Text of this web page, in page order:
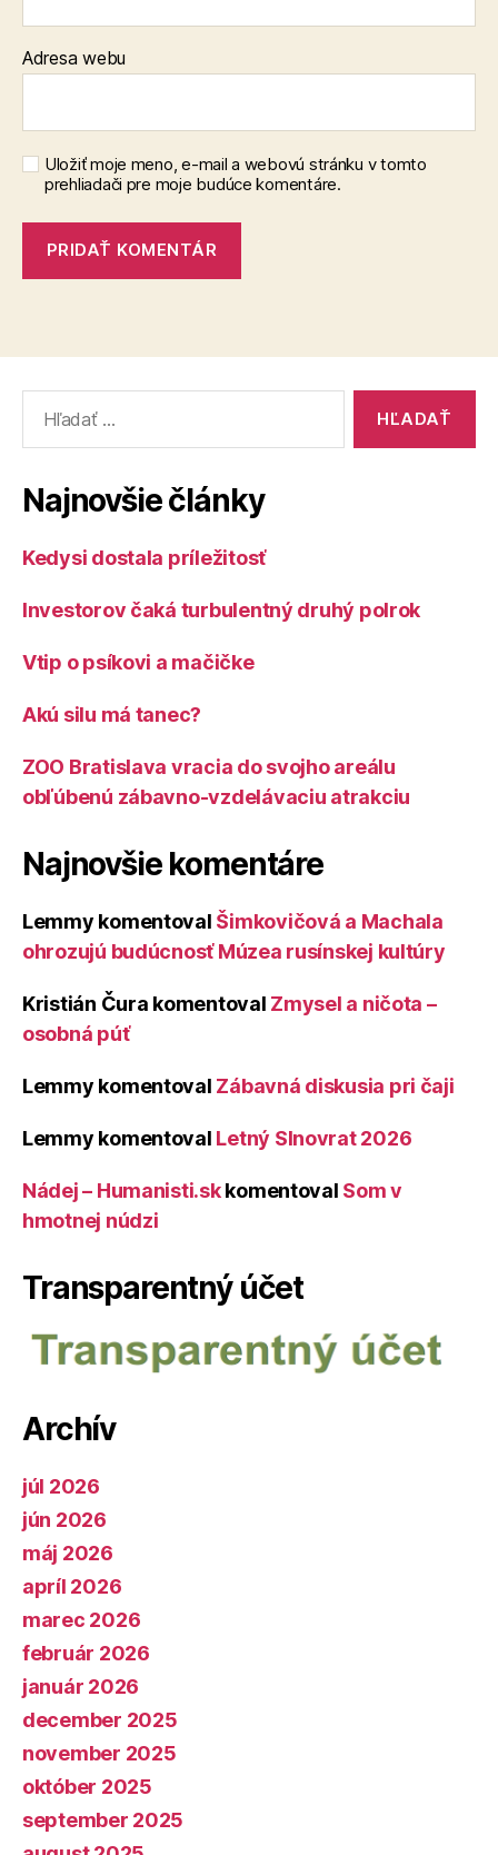
Adresa webu
Uložiť moje meno, e-mail a webovú stránku v tomto
prehliadači pre moje budúce komentáre.
Najnovšie články
Kedysi dostala príležitosť
Investorov čaká turbulentný druhý polrok
Vtip o psíkovi a mačičke
Akú silu má tanec?
ZOO Bratislava vracia do svojho areálu
obľúbenú zábavno-vzdelávaciu atrakciu
Najnovšie komentáre
Lemmy komentoval Šimkovičová a Machala
ohrozujú budúcnosť Múzea rusínskej kultúry
Kristián Čura komentoval Zmysel a ničota –
osobná púť
Lemmy komentoval Zábavná diskusia pri čaji
Lemmy komentoval Letný Slnovrat 2026
Nádej – Humanisti.skkomentoval Som v
hmotnej núdzi
Transparentný účet
Archív
júl 2026
jún 2026
máj 2026
apríl 2026
marec 2026
február 2026
január 2026
december 2025
november 2025
október 2025
september 2025